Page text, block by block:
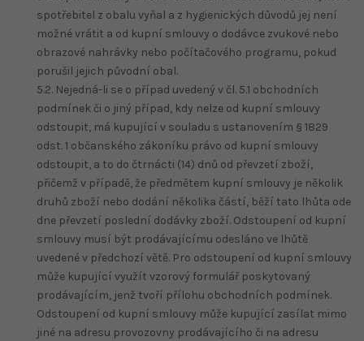
spotřebitel z obalu vyňal a z hygienických důvodů jej není
možné vrátit a od kupní smlouvy o dodávce zvukové nebo
obrazové nahrávky nebo počítačového programu, pokud
porušil jejich původní obal.
5.2. Nejedná-li se o případ uvedený v čl. 5.1 obchodních
podmínek či o jiný případ, kdy nelze od kupní smlouvy
odstoupit, má kupující v souladu s ustanovením § 1829
odst. 1 občanského zákoníku právo od kupní smlouvy
odstoupit, a to do čtrnácti (14) dnů od převzetí zboží,
přičemž v případě, že předmětem kupní smlouvy je několik
druhů zboží nebo dodání několika částí, běží tato lhůta ode
dne převzetí poslední dodávky zboží. Odstoupení od kupní
smlouvy musí být prodávajícímu odesláno ve lhůtě
uvedené v předchozí větě. Pro odstoupení od kupní smlouvy
může kupující využít vzorový formulář poskytovaný
prodávajícím, jenž tvoří přílohu obchodních podmínek.
Odstoupení od kupní smlouvy může kupující zasílat mimo
jiné na adresu provozovny prodávajícího či na adresu